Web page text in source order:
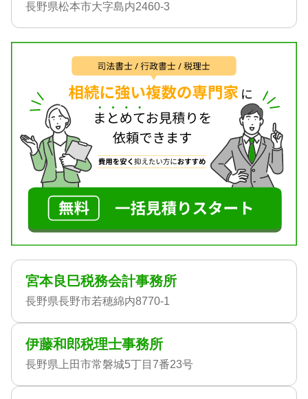
長野県松本市大字島内2460-3
宮本良巳税務会計事務所
長野県長野市若穂綿内8770-1
伊藤和郎税理士事務所
長野県上田市常磐城5丁目7番23号